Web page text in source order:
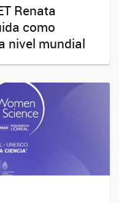
Renata
como
nivel mundial